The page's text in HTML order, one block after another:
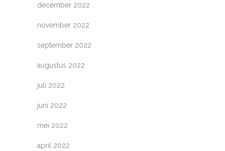
december 2022
november 2022
september 2022
augustus 2022
juli 2022
juni 2022
mei 2022
april 2022